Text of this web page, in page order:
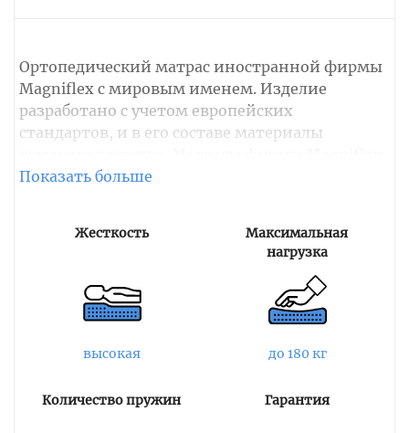
Ортопедический матрас иностранной фирмы
Magniflex с мировым именем. Изделие
разработано с учетом европейских
стандартов, и в его составе материалы
популярны во всем мире. Импортная модель
лежит монолитная плита пены Elioform
Magniflex. Пена имеет высокую плотность,
обеспечивает хороший уровень
воздухопроницаемости и обеспечивает
качественную и упругую поддержку спины.
Матрас оснащен несъемным чехлом с
теплого времени года верхний слой выполнен
Жесткость
высокая
Максимальная
нагрузка
до 180 кг
Количество пружин Гарантия